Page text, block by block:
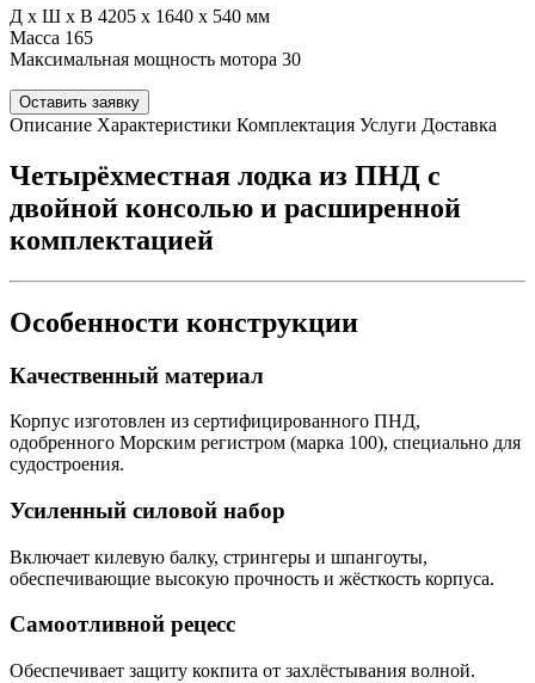
Д х Ш х В 4205 x 1640 x 540 мм
Масса 165
Максимальная мощность мотора 30
Оставить заявку
Описание Характеристики Комплектация Услуги Доставка
Четырёхместная лодка из ПНД с
двойной консолью и расширенной
комплектацией
Особенности конструкции
Качественный материал
Корпус изготовлен из сертифицированного ПНД,
одобренного Морским регистром (марка 100), специально для
судостроения.
Усиленный силовой набор
Включает килевую балку, стрингеры и шпангоуты,
обеспечивающие высокую прочность и жёсткость корпуса.
Самоотливной рецесс
Обеспечивает защиту кокпита от захлёстывания волной.